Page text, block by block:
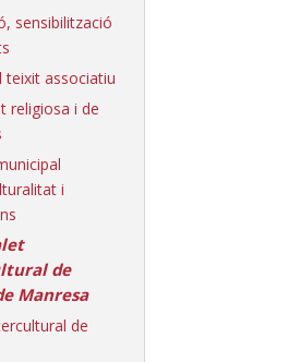
sensibilització
teixit associatiu
religiosa i de
i
de
Manresa
de